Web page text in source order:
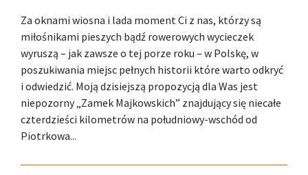
Za oknami wiosna i lada moment Ci z nas, którzy są
miłośnikami pieszych bądź rowerowych wycieczek
wyruszą – jak zawsze o tej porze roku – w Polskę, w
poszukiwania miejsc pełnych historii które warto odkryć
i odwiedzić. Moją dzisiejszą propozycją dla Was jest
niepozorny „Zamek Majkowskich” znajdujący się niecałe
czterdzieści kilometrów na południowy-wschód od
Piotrkowa...